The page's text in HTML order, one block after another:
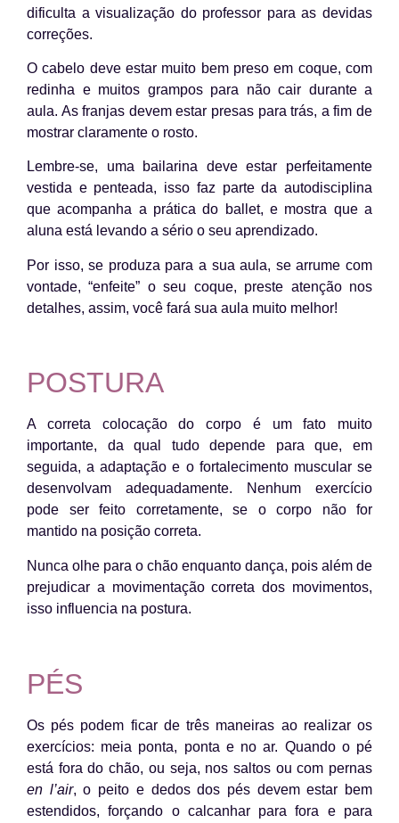
dificulta a visualização do professor para as devidas
correções.
O cabelo deve estar muito bem preso em coque, com
redinha e muitos grampos para não cair durante a
aula. As franjas devem estar presas para trás, a fim de
mostrar claramente o rosto.
Lembre-se, uma bailarina deve estar perfeitamente
vestida e penteada, isso faz parte da autodisciplina
que acompanha a prática do ballet, e mostra que a
aluna está levando a sério o seu aprendizado.
Por isso, se produza para a sua aula, se arrume com
vontade, “enfeite” o seu coque, preste atenção nos
detalhes, assim, você fará sua aula muito melhor!
POSTURA
A correta colocação do corpo é um fato muito
importante, da qual tudo depende para que, em
seguida, a adaptação e o fortalecimento muscular se
desenvolvam adequadamente. Nenhum exercício
pode ser feito corretamente, se o corpo não for
mantido na posição correta.
Nunca olhe para o chão enquanto dança, pois além de
prejudicar a movimentação correta dos movimentos,
isso influencia na postura.
PÉS
Os pés podem ficar de três maneiras ao realizar os
exercícios: meia ponta, ponta e no ar. Quando o pé
está fora do chão, ou seja, nos saltos ou com pernas
en l’air, o peito e dedos dos pés devem estar bem
estendidos, forçando o calcanhar para fora e para